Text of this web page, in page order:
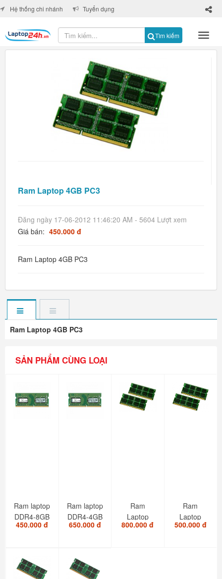
Tìm kiếm
×
Hệ thống chi nhánh Tuyển dụng
Ram Laptop 4GB PC3
Đăng ngày 17-06-2012 11:46:20 AM - 5604 Lượt xem
Giá bán: 450.000 đ
Ram Laptop 4GB PC3
Ram Laptop 4GB PC3
SẢN PHẨM CÙNG LOẠI
Ram laptop
DDR4-8GB
450.000 đ
Ram laptop
DDR4-4GB
650.000 đ
Ram
Laptop
8GB PC3L
800.000 đ
Ram
Laptop
4GB PC3L
500.000 đ